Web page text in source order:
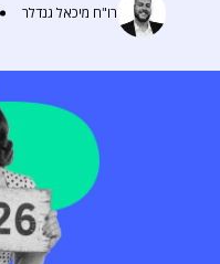
רו"ח מיכאל גנדלר